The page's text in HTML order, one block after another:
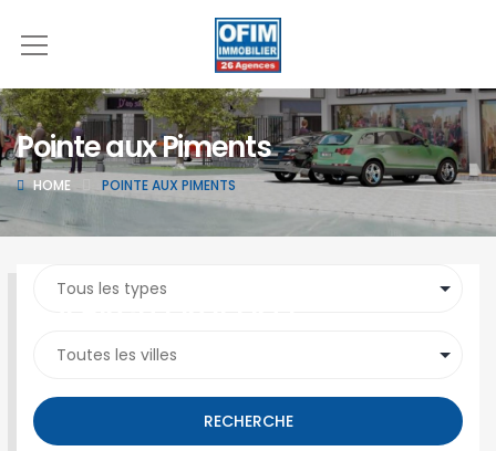
Pointe aux Piments
HOME POINTE AUX PIMENTS
SEARCH PROPERTY
RECHERCHE